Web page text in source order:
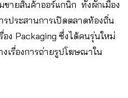
ขายสินค้าออร์แกนิก ทั้งผักเมือง
รประสานการเปิดตลาดท้องถิ่น
อง Packaging ซึ่งได้คนรุ่นใหม่
เรื่องการถ่ายรูปโฆษณาใน